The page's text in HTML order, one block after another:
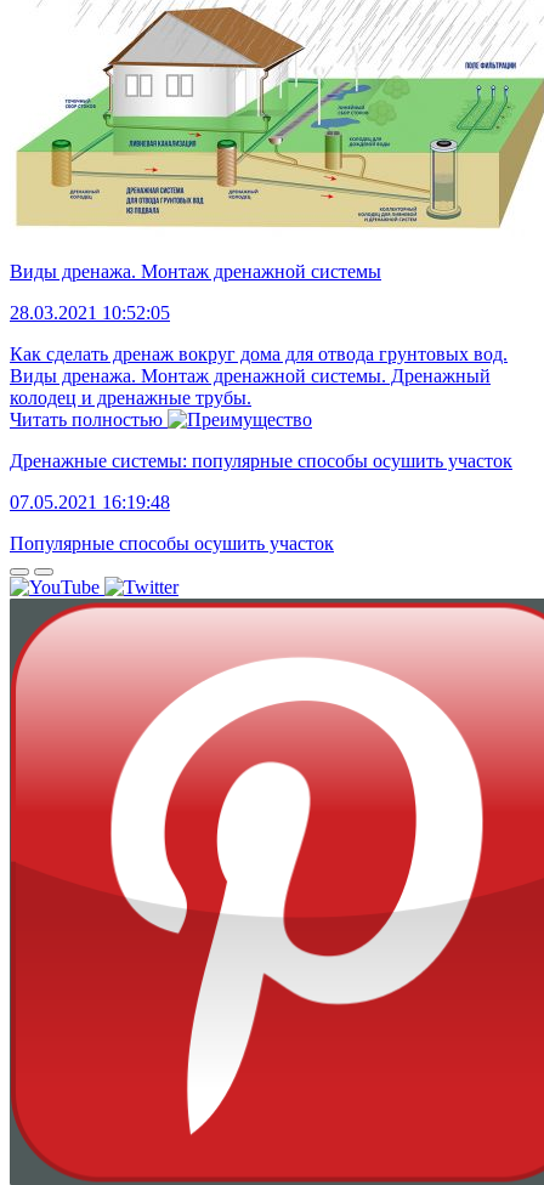
Виды дренажа. Монтаж дренажной системы
28.03.2021 10:52:05
Как сделать дренаж вокруг дома для отвода грунтовых вод.
Виды дренажа. Монтаж дренажной системы. Дренажный
колодец и дренажные трубы.
Читать полностью
Дренажные системы: популярные способы осушить участок
07.05.2021 16:19:48
Популярные способы осушить участок